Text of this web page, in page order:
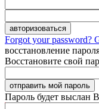
Forgot your password?
восстановление
Восстановите свой
Пароль будет выслан